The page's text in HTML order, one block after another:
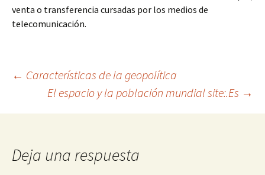
venta o transferencia cursadas por los medios de
telecomunicación.
Navegación
de
entradas
← Características de la geopolítica
El espacio y la población mundial site:.Es →
Deja una respuesta